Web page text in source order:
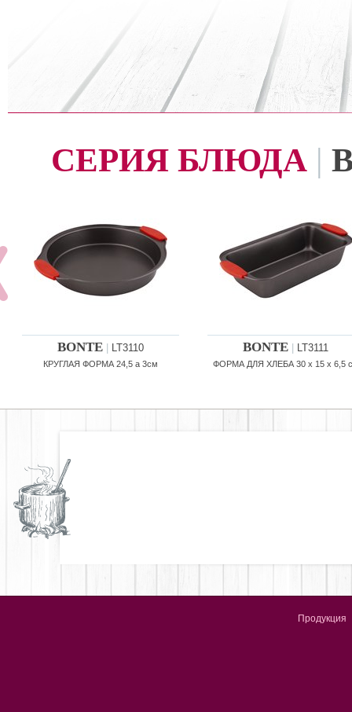
СЕРИЯ БЛЮДА |
BONTE LT3110
КРУГЛАЯ ФОРМА 24,5 a 3см
BONTE LT3111
ФОРМА ДЛЯ ХЛЕБА 30 x 15 x 6,5
Продукция